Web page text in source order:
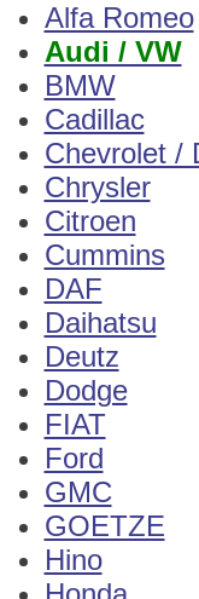
Alfa Romeo
Audi / VW
BMW
Cadillac
Chevrolet /
Chrysler
Citroen
Cummins
DAF
Daihatsu
Deutz
Dodge
FIAT
Ford
GMC
GOETZE
Hino